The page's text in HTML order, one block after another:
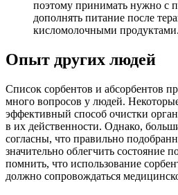
поэтому принимать нужно с
дополнять питание после
кисломолочными продуктами.
Опыт других людей
Список сорбентов и абсорбентов
много вопросов у людей.
эффективный способ очистки
в их действенности. Однако,
согласны, что правильно
значительно облегчить состояние
помнить, что использование
должно сопровождаться